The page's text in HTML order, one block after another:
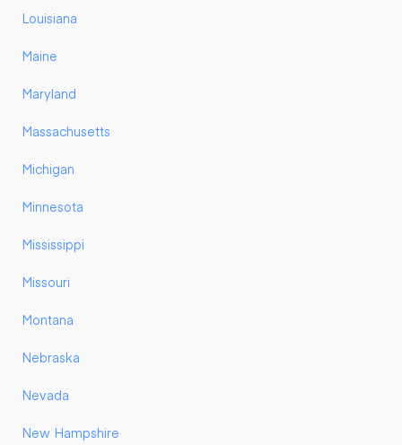
Louisiana
Maine
Maryland
Massachusetts
Michigan
Minnesota
Mississippi
Missouri
Montana
Nebraska
Nevada
New Hampshire